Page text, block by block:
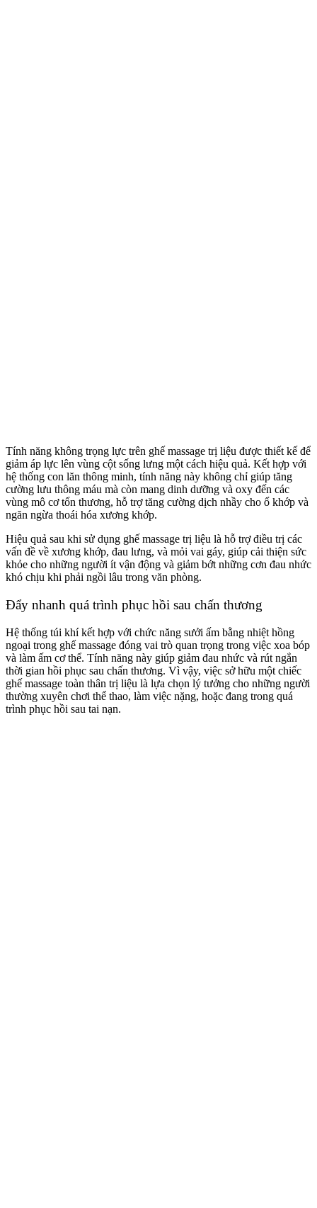
Tính năng không trọng lực trên ghế massage trị liệu được thiết kế để
giảm áp lực lên vùng cột sống lưng một cách hiệu quả. Kết hợp với
hệ thống con lăn thông minh, tính năng này không chỉ giúp tăng
cường lưu thông máu mà còn mang dinh dưỡng và oxy đến các
vùng mô cơ tổn thương, hỗ trợ tăng cường dịch nhầy cho ổ khớp và
ngăn ngừa thoái hóa xương khớp.
Hiệu quả sau khi sử dụng ghế massage trị liệu là hỗ trợ điều trị các
vấn đề về xương khớp, đau lưng, và mỏi vai gáy, giúp cải thiện sức
khỏe cho những người ít vận động và giảm bớt những cơn đau nhức
khó chịu khi phải ngồi lâu trong văn phòng.
Đẩy nhanh quá trình phục hồi sau chấn thương
Hệ thống túi khí kết hợp với chức năng sưởi ấm bằng nhiệt hồng
ngoại trong ghế massage đóng vai trò quan trọng trong việc xoa bóp
và làm ấm cơ thể. Tính năng này giúp giảm đau nhức và rút ngắn
thời gian hồi phục sau chấn thương. Vì vậy, việc sở hữu một chiếc
ghế massage toàn thân trị liệu là lựa chọn lý tưởng cho những người
thường xuyên chơi thể thao, làm việc nặng, hoặc đang trong quá
trình phục hồi sau tai nạn.